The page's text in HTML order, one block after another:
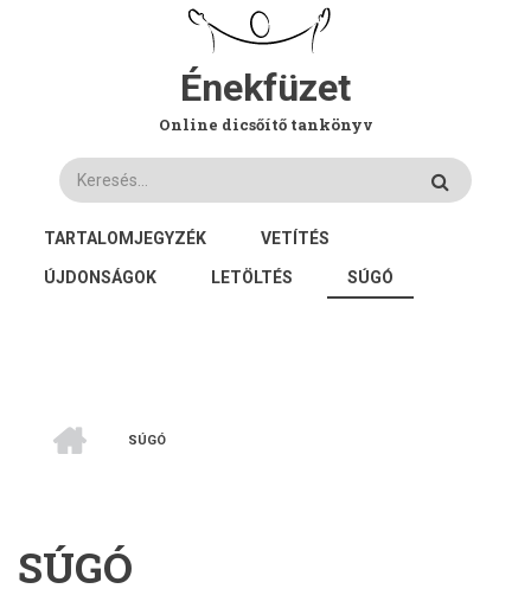
Énekfüzet
Online dicsőítő tankönyv
Keresés
FŐ
NAVIGÁCIÓ
TARTALOMJEGYZÉK VETÍTÉS
ÚJDONSÁGOK LETÖLTÉS SÚGÓ
SÚGÓ
SÚGÓ